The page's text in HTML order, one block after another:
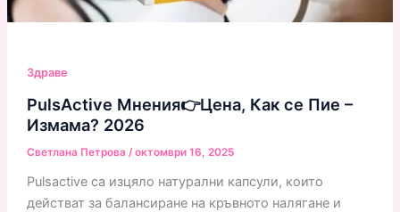
Здраве
PulsActive Мнения👉Цена, Как се Пие –
Измама? 2026
Светлана Петрова /октомври 16, 2025
Pulsactive са изцяло натурални капсули, които
действат за балансиране на кръвното налягане и